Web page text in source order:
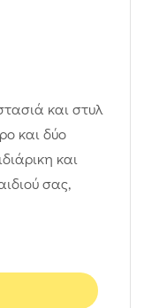
και στυλ
και δύο
και
σας,